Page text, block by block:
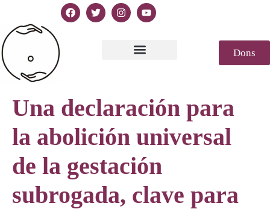
Dons
Una declaración para
la abolición universal
de la gestación
subrogada, clave para